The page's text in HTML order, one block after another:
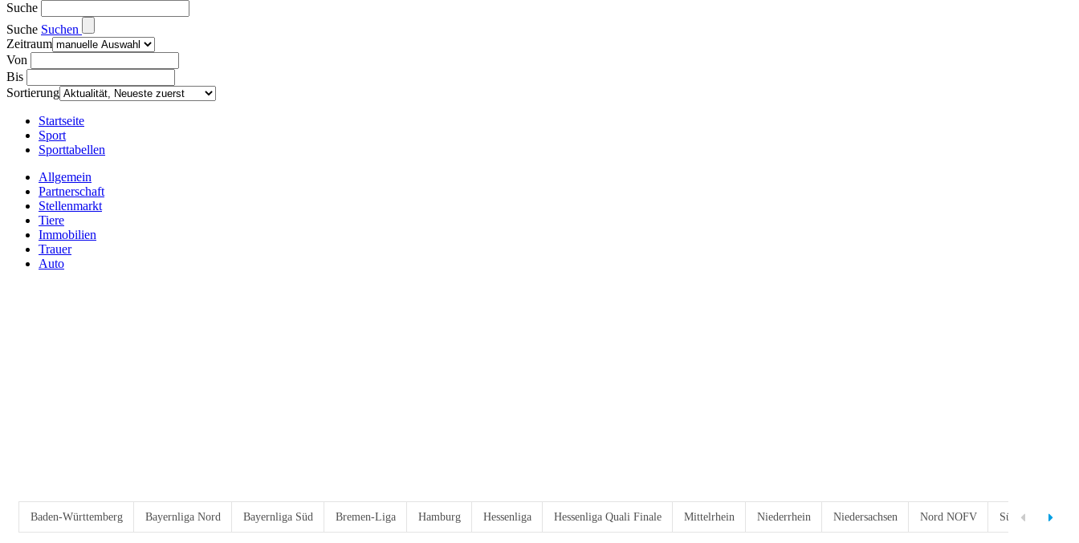
Suche
Suche Suchen
Zeitraum
Von
Bis
Sortierung
Startseite
Sport
Sporttabellen
Allgemein
Partnerschaft
Stellenmarkt
Tiere
Immobilien
Trauer
Auto
Baden-Württemberg Bayernliga Nord Bayernliga Süd Bremen-Liga Hamburg Hessenliga Hessenliga Quali Finale Mittelrhein Niederrhein Niedersachsen Nord NOFV Süd NOFV